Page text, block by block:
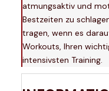
atmungsaktiv und
Bestzeiten zu
tragen, wenn es
Workouts, Ihren
intensivsten Training.